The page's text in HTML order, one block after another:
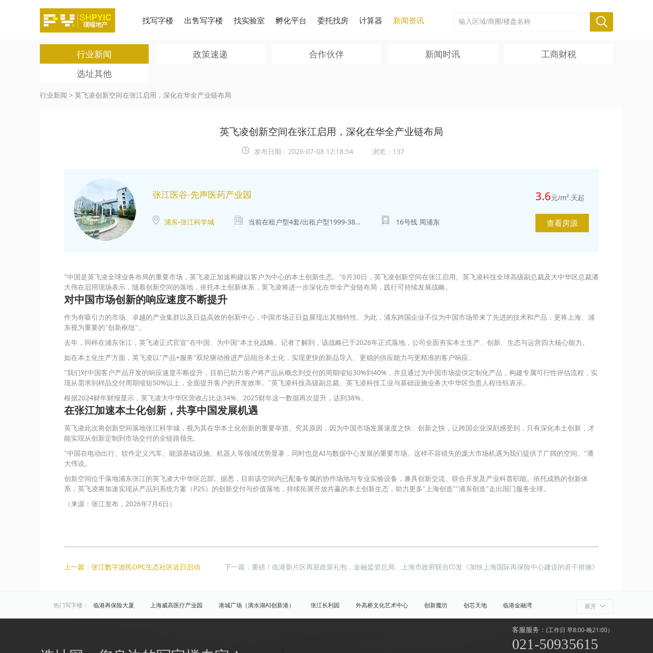
找写字楼 出售写字楼 找实验室 孵化平台 委托找房 计算器 新闻资讯
行业新闻 政策速递 合作伙伴 新闻时讯
工商财税
选址其他
行业新闻 > 英飞凌创新空间在张江启用，深化在华全产业链布局
英飞凌创新空间在张江启用，深化在华全产业链布局
发布日期： 2026-07-08 12:18:54 浏览：137
张江医谷-先声医药产业园
浦东-张江科学城 当前在租户型4套/出租户型1999-3800 16号线 周浦东
3.6元/m².天起
查看房源
"中国是英飞凌全球业务布局的重要市场，英飞凌正加速构建以客户为中心的本土创新生态。"6月30日，英飞凌创新空间在张江启用。英飞凌科技全球高级副总裁及大中华区总裁潘
大伟在启用现场表示，随着创新空间的落地，依托本土创新体系，英飞凌将进一步深化在华全产业链布局，践行可持续发展战略。
对中国市场创新的响应速度不断提升
作为有吸引力的市场、卓越的产业集群以及日益高效的创新中心，中国市场正日益展现出其独特性。为此，浦东跨国企业不仅为中国市场带来了先进的技术和产品，更将上海、浦
东视为重要的"创新枢纽"。
去年，同样在浦东张江，英飞凌正式官宣"在中国、为中国"本土化战略。记者了解到，该战略已于2026年正式落地，公司全面夯实本土生产、创新、生态与运营四大核心能力。
如在本土化生产方面，英飞凌以"产品+服务"双轮驱动推进产品组合本土化，实现更快的新品导入、更稳的供应能力与更精准的客户响应。
"我们对中国客户产品开发的响应速度不断提升，目前已助力客户将产品从概念到交付的周期缩短30%到40%，并且通过为中国市场提供定制化产品，构建专属可行性评估流程，实
现从需求到样品交付周期缩短50%以上，全面提升客户的开发效率。"英飞凌科技高级副总裁、英飞凌科技工业与基础设施业务大中华区负责人程佳钰表示。
根据2024财年财报显示，英飞凌大中华区营收占比达34%。2025财年这一数据再次提升，达到38%。
在张江加速本土化创新，共享中国发展机遇
英飞凌此次将创新空间落地张江科学城，视为其在华本土化创新的重要举措。究其原因，因为中国市场发展速度之快、创新之快，让跨国企业深刻感受到，只有深化本土创新，才
能实现从创新定制到市场交付的全链路领先。
"中国在电动出行、软件定义汽车、能源基础设施、机器人等领域优势显著，同时也是AI与数据中心发展的重要市场。这样不容错失的庞大市场机遇为我们提供了广阔的空间。"潘
大伟说。
创新空间位于落地浦东张江的英飞凌大中华区总部。据悉，目前该空间内已配备专属的协作场地与专业实验设备，兼具创新交流、联合开发及产业科普职能。依托成熟的创新体
系，英飞凌将加速实现从产品到系统方案（P2S）的创新交付与价值落地，持续拓展开放共赢的本土创新生态，助力更多"上海创造""浦东创造"走出国门服务全球。
（来源：张江发布，2026年7月6日）
上一篇：张江数字游民OPC生态社区近日启动 下一篇：重磅！临港新片区再迎政策礼包，金融监管总局、上海市政府联合印发《加快上海国际再保险中心建设的若干措施》
展开
热门写字楼： 临港再保险大厦 上海威高医疗产业园 港城广场（滴水湖AI创新港） 张江长利园 外高桥文化艺术中心 创新魔坊 创芯天地
临港金融湾
海洋科技广场
半岛科技园 华虹科技园 展想中心 创晶科技中心（创新晶体）
客服服务： (工作日 早8:00-晚21:00）
021-50935615